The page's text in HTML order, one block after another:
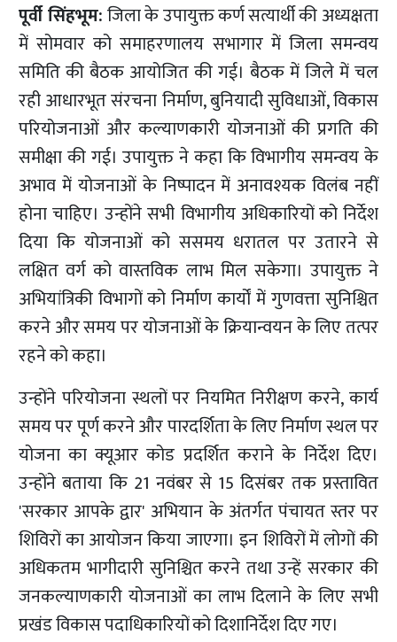
पूर्वी सिंहभूम:जिला के उपायुक्त कर्ण सत्यार्थी की अध्यक्षता
में सोमवार को समाहरणालय सभागार में जिला समन्वय
समिति की बैठक आयोजित की गई। बैठक में जिले में चल
रही आधारभूत संरचना निर्माण, बुनियादी सुविधाओं, विकास
परियोजनाओं और कल्याणकारी योजनाओं की प्रगति की
समीक्षा की गई। उपायुक्त ने कहा कि विभागीय समन्वय के
अभाव में योजनाओं के निष्पादन में अनावश्यक विलंब नहीं
होना चाहिए। उन्होंने सभी विभागीय अधिकारियों को निर्देश
दिया कि योजनाओं को ससमय धरातल पर उतारने से
लक्षित वर्ग को वास्तविक लाभ मिल सकेगा। उपायुक्त ने
अभियांत्रिकी विभागों को निर्माण कार्यों में गुणवत्ता सुनिश्चित
करने और समय पर योजनाओं के क्रियान्वयन के लिए तत्पर
रहने को कहा।
उन्होंने परियोजना स्थलों पर नियमित निरीक्षण करने, कार्य
समय पर पूर्ण करने और पारदर्शिता के लिए निर्माण स्थल पर
योजना का क्यूआर कोड प्रदर्शित कराने के निर्देश दिए।
उन्होंने बताया कि 21 नवंबर से 15 दिसंबर तक प्रस्तावित
'सरकार आपके द्वार' अभियान के अंतर्गत पंचायत स्तर पर
शिविरों का आयोजन किया जाएगा। इन शिविरों में लोगों की
अधिकतम भागीदारी सुनिश्चित करने तथा उन्हें सरकार की
जनकल्याणकारी योजनाओं का लाभ दिलाने के लिए सभी
प्रखंड विकास पदाधिकारियों को दिशानिर्देश दिए गए।